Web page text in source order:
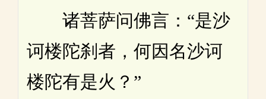
诸菩萨问佛言：“是沙
诃楼陀刹者，何因名沙诃
楼陀有是火？”